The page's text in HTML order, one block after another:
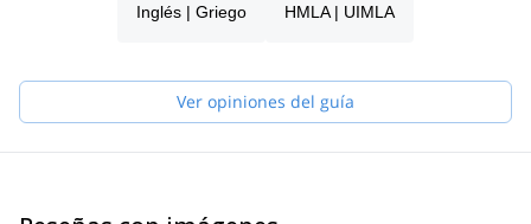
Inglés | Griego HMLA | UIMLA
Ver opiniones del guía